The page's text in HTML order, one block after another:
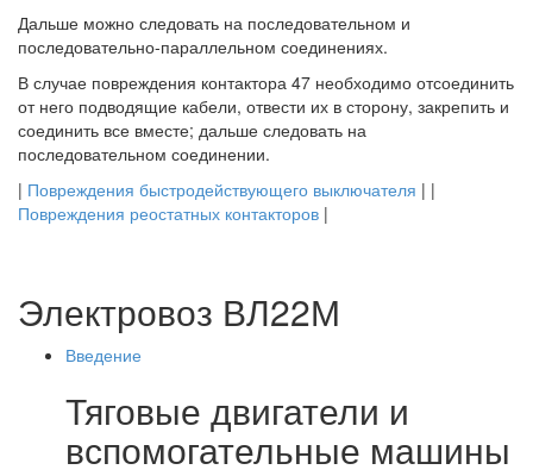
Дальше можно следовать на последовательном и
последовательно-параллельном соединениях.
В случае повреждения контактора 47 необходимо отсоединить
от него подводящие кабели, отвести их в сторону, закрепить и
соединить все вместе; дальше следовать на
последовательном соединении.
| Повреждения быстродействующего выключателя | |
Повреждения реостатных контакторов |
Электровоз ВЛ22М
Введение
Тяговые двигатели и
вспомогательные машины